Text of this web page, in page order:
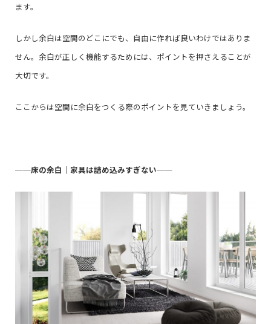
ます。
しかし余白は空間のどこにでも、自由に作れば良いわけではありま
せん。余白が正しく機能するためには、ポイントを押さえることが
大切です。
ここからは空間に余白をつくる際のポイントを見ていきましょう。
──床の余白｜家具は詰め込みすぎない──